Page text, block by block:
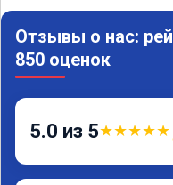
Отзывы о нас:
850 оценок
5.0 из 5★★★★★